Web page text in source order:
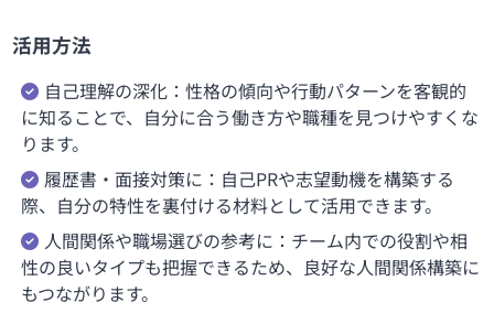
活用方法
自己理解の深化：性格の傾向や行動パターンを客観的
に知ることで、自分に合う働き方や職種を見つけやすくな
ります。
履歴書・面接対策に：自己PRや志望動機を構築する
際、自分の特性を裏付ける材料として活用できます。
人間関係や職場選びの参考に：チーム内での役割や相
性の良いタイプも把握できるため、良好な人間関係構築に
もつながります。